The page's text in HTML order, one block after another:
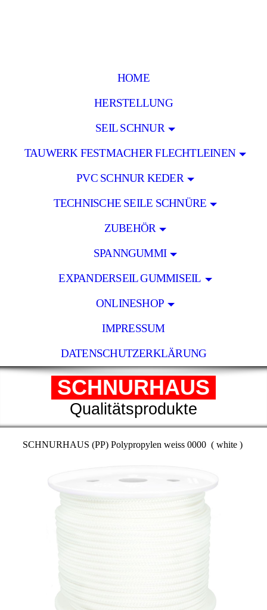
HOME
HERSTELLUNG
SEIL SCHNUR
TAUWERK FESTMACHER FLECHTLEINEN
PVC SCHNUR KEDER
TECHNISCHE SEILE SCHNÜRE
ZUBEHÖR
SPANNGUMMI
EXPANDERSEIL GUMMISEIL
ONLINESHOP
IMPRESSUM
DATENSCHUTZERKLÄRUNG
SCHNURHAUS
Qualitätsprodukte
SCHNURHAUS (PP) Polypropylen weiss 0000 ( white )